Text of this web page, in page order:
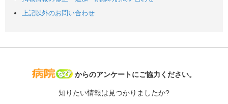
上記以外のお問い合わせ
病院なび
からのアンケートにご協力ください。
知りたい情報は見つかりましたか?